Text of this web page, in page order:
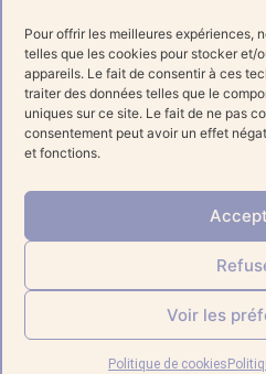
Pour offrir les meilleures expériences,
telles que les cookies pour stocker et/
appareils. Le fait de consentir à ces
traiter des données telles que le
uniques sur ce site. Le fait de ne pas
consentement peut avoir un effet
et fonctions.
Voir les
Politique de cookies
Réseaux
a
e
o
o
k
n
s
t
a
g
r
a
© 2023 Tous